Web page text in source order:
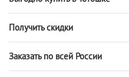
Получить скидки
Заказать по всей России